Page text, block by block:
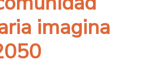
imagina